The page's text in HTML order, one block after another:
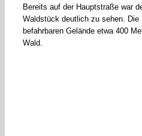
Bereits auf der Hauptstraße war
Waldstück deutlich zu sehen.
befahrbaren Gelände etwa 400
Wald.